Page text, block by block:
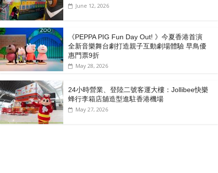
June 12, 2026
《PEPPA PIG Fun Day Out! 》今夏香港首演
全新音樂舞台劇打造親子互動劇場體驗 早鳥優
惠門票9折
May 28, 2026
24小時營業、登陸二號客運大樓：Jollibee快樂
蜂行李箱店舖造型進駐香港機場
May 27, 2026